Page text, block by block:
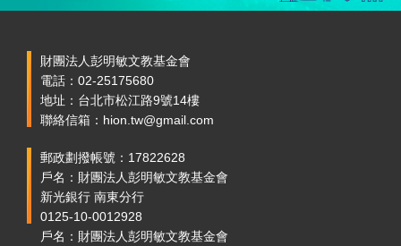
財團法人彭明敏文教基金會
電話：02-25175680
地址：台北市松江路9號14樓
聯絡信箱：hion.tw@gmail.com
郵政劃撥帳號：17822628
戶名：財團法人彭明敏文教基金會
新光銀行 南東分行
0125-10-0012928
戶名：財團法人彭明敏文教基金會